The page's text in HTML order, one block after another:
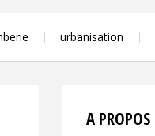
urbanisation
A